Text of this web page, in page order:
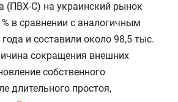
(ПВХ-С) на украинский рынок
в сравнении с аналогичным
и составили около 98,5 тыс.
сокращения внешних
собственного
длительного простоя,